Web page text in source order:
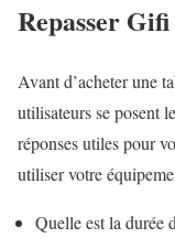
Repasser Gifi
Avant d’acheter une
utilisateurs se posent
réponses utiles pour
utiliser votre
Quelle est la durée